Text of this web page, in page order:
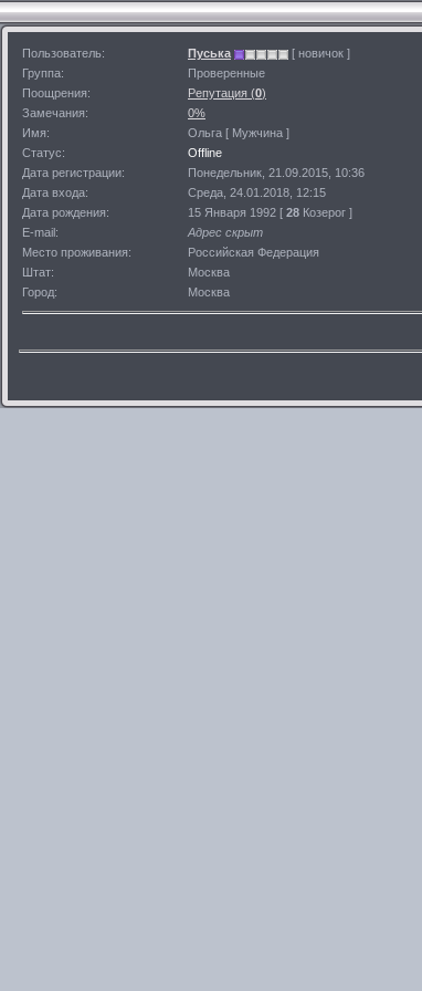
Пользователь: Пуська
[ новичок ]
Группа:
Проверенные
Поощрения:
Репутация (0)
Замечания:
0%
Имя:
Ольга [ Мужчина ]
Статус:
Offline
Дата регистрации:
Понедельник, 21.09.2015, 10:36
Дата входа:
Среда, 24.01.2018, 12:15
Дата рождения:
15 Января 1992 [ 28 Козерог ]
E-mail:
Адрес скрыт
Место проживания:
Российская Федерация
Штат:
Москва
Город:
Москва